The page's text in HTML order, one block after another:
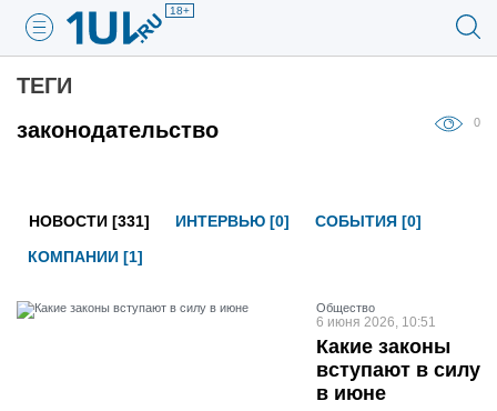
18+
ТЕГИ
законодательство
0
НОВОСТИ [331] ИНТЕРВЬЮ [0]
СОБЫТИЯ [0]
КОМПАНИИ [1]
Общество
6 июня 2026, 10:51
Какие законы
вступают в силу
в июне